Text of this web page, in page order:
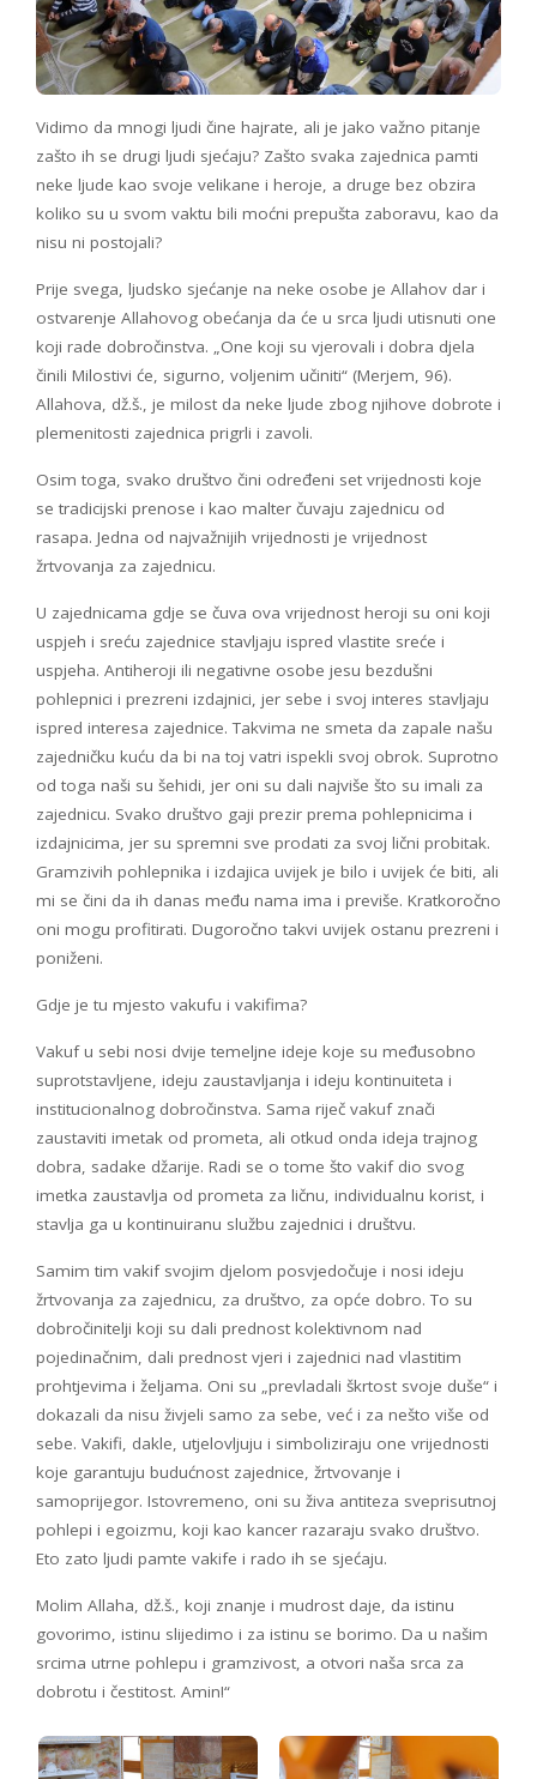
Vidimo da mnogi ljudi čine hajrate, ali je jako važno pitanje
zašto ih se drugi ljudi sjećaju? Zašto svaka zajednica pamti
neke ljude kao svoje velikane i heroje, a druge bez obzira
koliko su u svom vaktu bili moćni prepušta zaboravu, kao da
nisu ni postojali?
Prije svega, ljudsko sjećanje na neke osobe je Allahov dar i
ostvarenje Allahovog obećanja da će u srca ljudi utisnuti one
koji rade dobročinstva. „One koji su vjerovali i dobra djela
činili Milostivi će, sigurno, voljenim učiniti“ (Merjem, 96).
Allahova, dž.š., je milost da neke ljude zbog njihove dobrote i
plemenitosti zajednica prigrli i zavoli.
Osim toga, svako društvo čini određeni set vrijednosti koje
se tradicijski prenose i kao malter čuvaju zajednicu od
rasapa. Jedna od najvažnijih vrijednosti je vrijednost
žrtvovanja za zajednicu.
U zajednicama gdje se čuva ova vrijednost heroji su oni koji
uspjeh i sreću zajednice stavljaju ispred vlastite sreće i
uspjeha. Antiheroji ili negativne osobe jesu bezdušni
pohlepnici i prezreni izdajnici, jer sebe i svoj interes stavljaju
ispred interesa zajednice. Takvima ne smeta da zapale našu
zajedničku kuću da bi na toj vatri ispekli svoj obrok. Suprotno
od toga naši su šehidi, jer oni su dali najviše što su imali za
zajednicu. Svako društvo gaji prezir prema pohlepnicima i
izdajnicima, jer su spremni sve prodati za svoj lični probitak.
Gramzivih pohlepnika i izdajica uvijek je bilo i uvijek će biti, ali
mi se čini da ih danas među nama ima i previše. Kratkoročno
oni mogu profitirati. Dugoročno takvi uvijek ostanu prezreni i
poniženi.
Gdje je tu mjesto vakufu i vakifima?
Vakuf u sebi nosi dvije temeljne ideje koje su međusobno
suprotstavljene, ideju zaustavljanja i ideju kontinuiteta i
institucionalnog dobročinstva. Sama riječ vakuf znači
zaustaviti imetak od prometa, ali otkud onda ideja trajnog
dobra, sadake džarije. Radi se o tome što vakif dio svog
imetka zaustavlja od prometa za ličnu, individualnu korist, i
stavlja ga u kontinuiranu službu zajednici i društvu.
Samim tim vakif svojim djelom posvjedočuje i nosi ideju
žrtvovanja za zajednicu, za društvo, za opće dobro. To su
dobročinitelji koji su dali prednost kolektivnom nad
pojedinačnim, dali prednost vjeri i zajednici nad vlastitim
prohtjevima i željama. Oni su „prevladali škrtost svoje duše“ i
dokazali da nisu živjeli samo za sebe, već i za nešto više od
sebe. Vakifi, dakle, utjelovljuju i simboliziraju one vrijednosti
koje garantuju budućnost zajednice, žrtvovanje i
samoprijegor. Istovremeno, oni su živa antiteza sveprisutnoj
pohlepi i egoizmu, koji kao kancer razaraju svako društvo.
Eto zato ljudi pamte vakife i rado ih se sjećaju.
Molim Allaha, dž.š., koji znanje i mudrost daje, da istinu
govorimo, istinu slijedimo i za istinu se borimo. Da u našim
srcima utrne pohlepu i gramzivost, a otvori naša srca za
dobrotu i čestitost. Amin!“